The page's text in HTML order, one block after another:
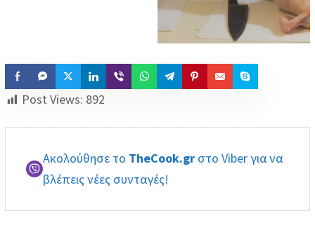
Post Views: 892
Ακολούθησε το TheCook.grστο Viber για να
βλέπεις νέες συνταγές!